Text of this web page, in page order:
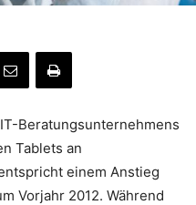
Beratungsunternehmens
Tablets an
einem Anstieg
Vorjahr 2012. Während